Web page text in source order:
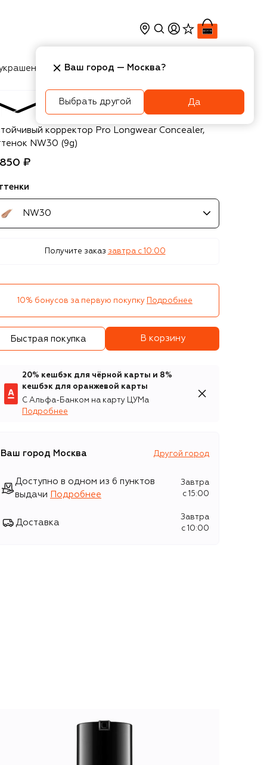
Косметика Интерьер
корректор Pro Longwear Concealer,
NW30 (9g)
₽
NW30
Получите заказ завтра c 10:00
10% бонусов за первую покупку Подробнее
Быстрая покупка В корзину
20% кешбэк для чёрной карты и 8%
кешбэк для оранжевой карты
С Альфа-Банком на карту ЦУМа
Подробнее
Ваш город Москва Другой город
Доступно в одном из 6 пунктов
выдачи
Подробнее
Завтра
c 15:00
Доставка
Завтра
c 10:00
Ваш город — Москва?
Выбрать другой Да